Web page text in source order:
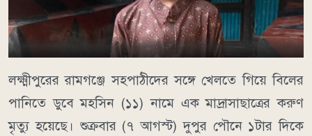
লক্ষ্মীপুরের রামগঞ্জে সহপাঠীদের সঙ্গে খেলতে গিয়ে বিলের
পানিতে ডুবে মহসিন (১১) নামে এক মাদ্রাসাছাত্রের করুণ
মৃত্যু হয়েছে। শুক্রবার (৭ আগস্ট) দুপুর পৌনে ১টার দিকে